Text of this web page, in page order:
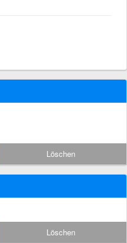
Löschen
Löschen